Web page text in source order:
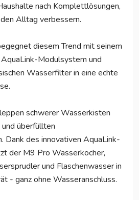
nach Komplettlösungen,
Alltag verbessern.
diesem Trend mit seinem
Modulsystem und
Wasserfilter in eine echte
schwerer Wasserkisten
überfüllten
Dank des innovativen AquaLink-
der M9 Pro Wasserkocher,
und Flaschenwasser in
- ganz ohne Wasseranschluss.